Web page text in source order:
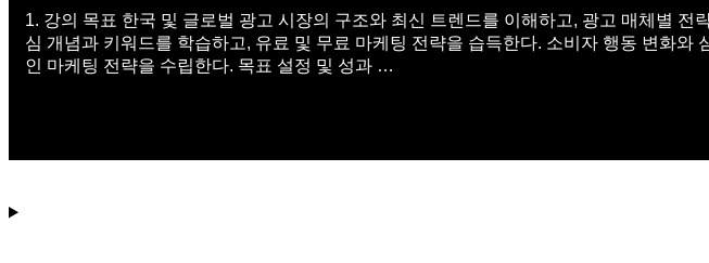
1. 강의 목표 한국 및 글로벌 광고 시장의 구조와 최신 트렌드를 이해하고, 광고 매체별 전
심 개념과 키워드를 학습하고, 유료 및 무료 마케팅 전략을 습득한다. 소비자 행동 변화와
인 마케팅 전략을 수립한다. 목표 설정 및 성과 …